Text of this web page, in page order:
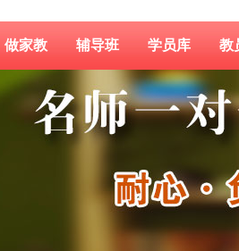
做家教 辅导班 学员库 教